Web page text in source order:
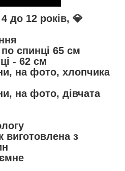
до 12 років, 💎
спинці 65 см
- 62 см
на фото, хлопчика
на фото, дівчата
виготовлена з